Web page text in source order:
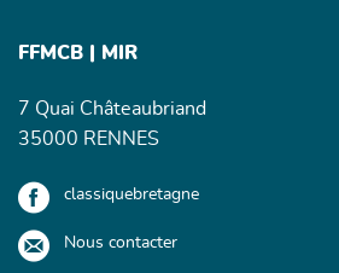
FFMCB | MIR
7 Quai Châteaubriand
35000 RENNES
classiquebretagne
Nous contacter